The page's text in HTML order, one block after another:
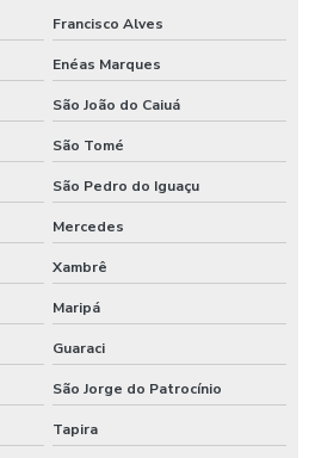
Francisco Alves
Enéas Marques
São João do Caiuá
São Tomé
São Pedro do Iguaçu
Mercedes
Xambrê
Maripá
Guaraci
São Jorge do Patrocínio
Tapira